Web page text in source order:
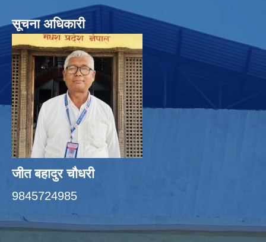
सूचना अधिकारी
जीत बहादुर चाैधरी
9845724985